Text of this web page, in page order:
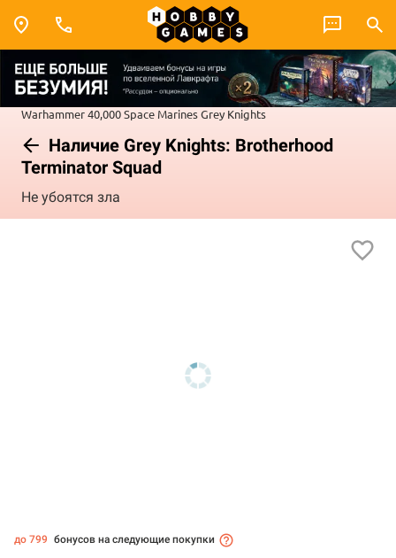
Warhammer 40,000Space MarinesGrey Knights
Наличие Grey Knights: Brotherhood
Terminator Squad
Не убоятся зла
до 799 бонусов на следующие покупки